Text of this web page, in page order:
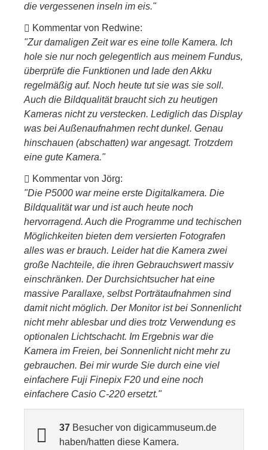
die vergessenen inseln im eis."
Kommentar von Redwine:
"Zur damaligen Zeit war es eine tolle Kamera. Ich
hole sie nur noch gelegentlich aus meinem Fundus,
überprüfe die Funktionen und lade den Akku
regelmäßig auf. Noch heute tut sie was sie soll.
Auch die Bildqualität braucht sich zu heutigen
Kameras nicht zu verstecken. Lediglich das Display
was bei Außenaufnahmen recht dunkel. Genau
hinschauen (abschatten) war angesagt. Trotzdem
eine gute Kamera."
Kommentar von Jörg:
"Die P5000 war meine erste Digitalkamera. Die
Bildqualität war und ist auch heute noch
hervorragend. Auch die Programme und techischen
Möglichkeiten bieten dem versierten Fotografen
alles was er brauch. Leider hat die Kamera zwei
große Nachteile, die ihren Gebrauchswert massiv
einschränken. Der Durchsichtsucher hat eine
massive Parallaxe, selbst Porträtaufnahmen sind
damit nicht möglich. Der Monitor ist bei Sonnenlicht
nicht mehr ablesbar und dies trotz Verwendung es
optionalen Lichtschacht. Im Ergebnis war die
Kamera im Freien, bei Sonnenlicht nicht mehr zu
gebrauchen. Bei mir wurde Sie durch eine viel
einfachere Fuji Finepix F20 und eine noch
einfachere Casio C-220 ersetzt."
37 Besucher von digicammuseum.de
haben/hatten diese Kamera.